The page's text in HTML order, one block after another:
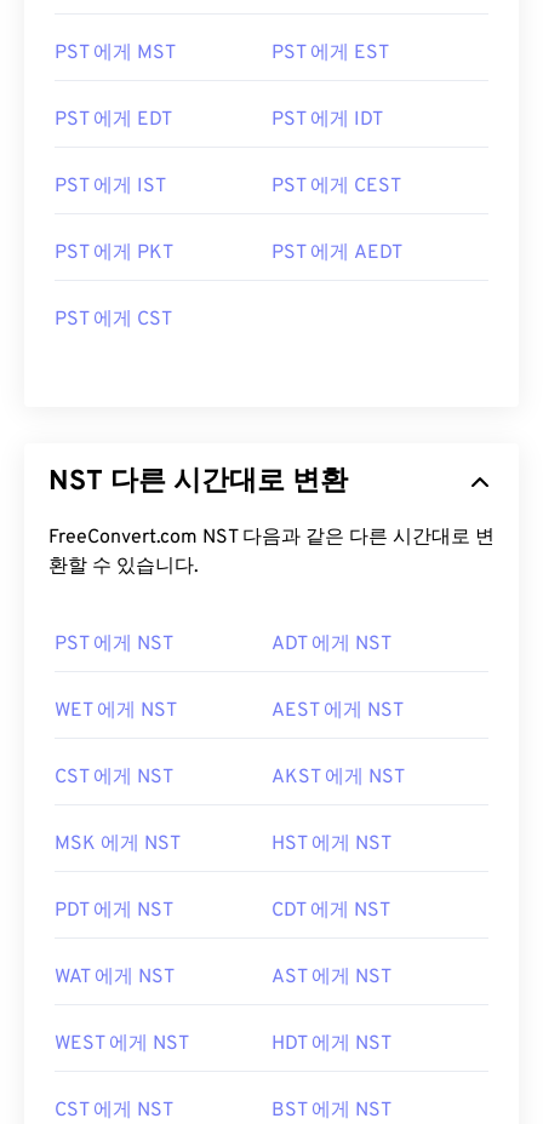
PST 에게 MST PST 에게 EST
PST 에게 EDT PST 에게 IDT
PST 에게 IST PST 에게 CEST
PST 에게 PKT PST 에게 AEDT
PST 에게 CST
NST 다른 시간대로 변환
FreeConvert.com NST 다음과 같은 다른 시간대로 변
환할 수 있습니다.
PST 에게 NST ADT 에게 NST
WET 에게 NST AEST 에게 NST
CST 에게 NST AKST 에게 NST
MSK 에게 NST HST 에게 NST
PDT 에게 NST CDT 에게 NST
WAT 에게 NST AST 에게 NST
WEST 에게 NST HDT 에게 NST
CST 에게 NST BST 에게 NST